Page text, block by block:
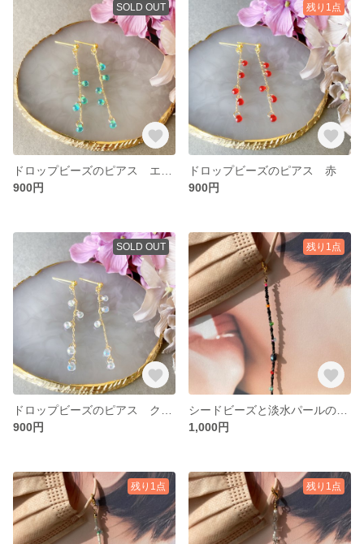
SOLD OUT
900円
残り1点
ドロップビーズのピアス 赤
900円
SOLD OUT
900円
残り1点
1,000円
残り1点 残り1点